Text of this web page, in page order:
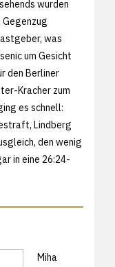
wurden
Gegenzug
was
um Gesicht
den Berliner
Kracher zum
es schnell:
Lindberg
den wenig
in eine 26:24-
Miha